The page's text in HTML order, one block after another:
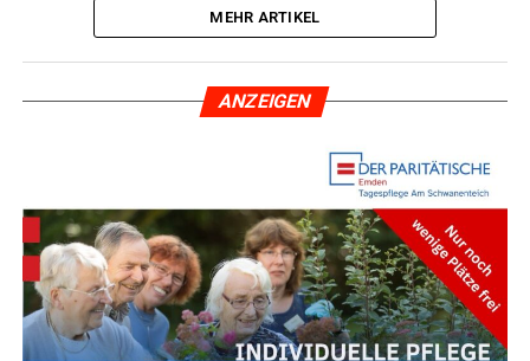
MEHR ARTIKEL
ANZEI­GEN